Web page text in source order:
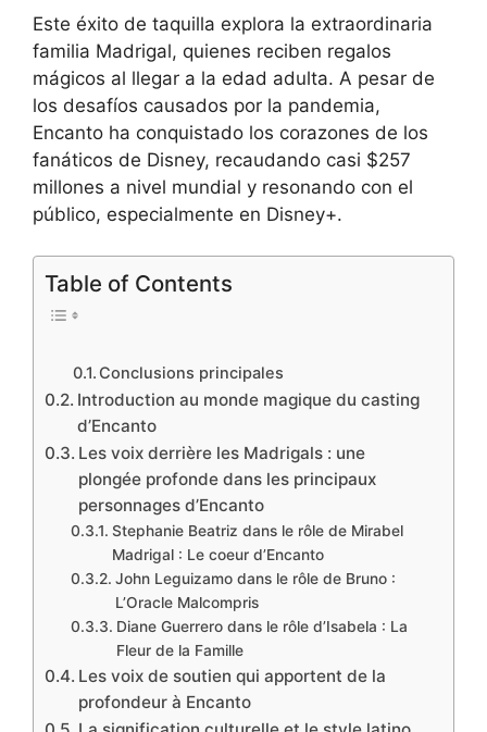
Este éxito de taquilla explora la extraordinaria
familia Madrigal, quienes reciben regalos
mágicos al llegar a la edad adulta. A pesar de
los desafíos causados por la pandemia,
Encanto ha conquistado los corazones de los
fanáticos de Disney, recaudando casi $257
millones a nivel mundial y resonando con el
público, especialmente en Disney+.
Table of Contents
Conclusions principales
Introduction au monde magique du casting
d’Encanto
Les voix derrière les Madrigals : une
plongée profonde dans les principaux
personnages d’Encanto
Stephanie Beatriz dans le rôle de Mirabel
Madrigal : Le coeur d’Encanto
John Leguizamo dans le rôle de Bruno :
L’Oracle Malcompris
Diane Guerrero dans le rôle d’Isabela : La
Fleur de la Famille
Les voix de soutien qui apportent de la
profondeur à Encanto